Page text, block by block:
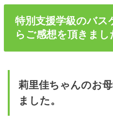
特別支援学級のバス
らご感想を頂きまし
莉里佳ちゃんのお
ました。